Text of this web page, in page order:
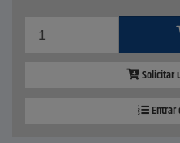
Solicitar
Entrar